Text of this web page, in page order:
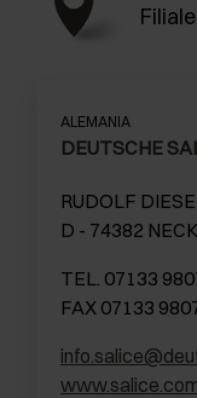
ALEMANIA
DEUTSCHE
RUDOLF
D - 74382
TEL. 07133
FAX 07133